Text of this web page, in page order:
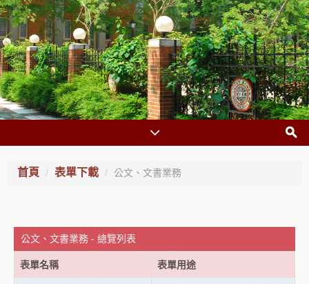
首頁 表單下載 公文、文書業務
公文、文書業務 - 總覽列表
表單名稱 表單用途